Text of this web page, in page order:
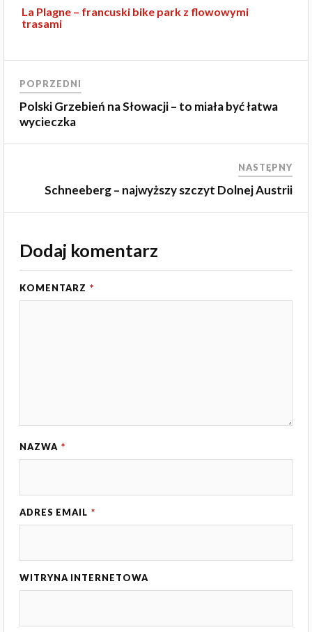
La Plagne – francuski bike park z flowowymi
trasami
POPRZEDNI
Polski Grzebień na Słowacji – to miała być łatwa
wycieczka
NASTĘPNY
Schneeberg – najwyższy szczyt Dolnej Austrii
Dodaj komentarz
KOMENTARZ *
NAZWA *
ADRES EMAIL *
WITRYNA INTERNETOWA